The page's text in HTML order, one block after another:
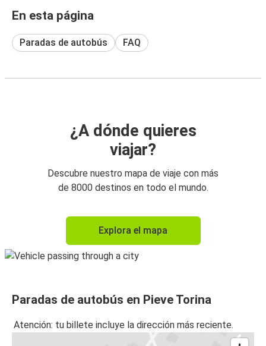
En esta página
Paradas de autobús FAQ
¿A dónde quieres
viajar?
Descubre nuestro mapa de viaje con más
de 8000 destinos en todo el mundo.
Explora el mapa
Paradas de autobús en Pieve Torina
Atención: tu billete incluye la dirección más reciente.